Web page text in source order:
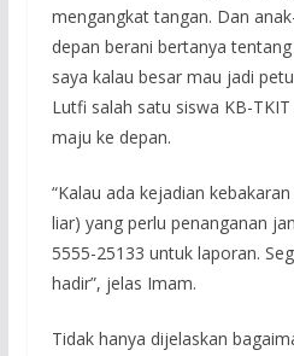
mengangkat tangan. Dan
depan berani bertanya
saya kalau besar mau jadi
Lutfi salah satu siswa KB-
maju ke depan.
“Kalau ada kejadian
liar) yang perlu penanganan
5555-25133 untuk laporan.
hadir”, jelas Imam.
Tidak hanya dijelaskan